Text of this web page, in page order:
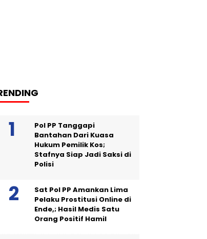
Pol PP Tanggapi
Bantahan Dari Kuasa
Hukum Pemilik Kos;
Stafnya Siap Jadi Saksi di
Polisi
Sat Pol PP Amankan Lima
Pelaku Prostitusi Online di
Ende,; Hasil Medis Satu
Orang Positif Hamil